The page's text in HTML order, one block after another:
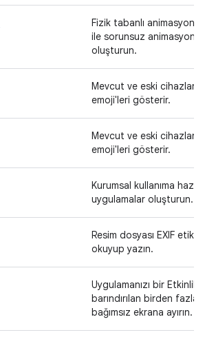
Fizik tabanlı animasyon
ile sorunsuz
oluşturun.
Mevcut ve eski
emoji'leri gösterir.
Mevcut ve eski
emoji'leri gösterir.
Kurumsal kullanıma hazır
uygulamalar oluşturun.
Resim dosyası EXIF
okuyup yazın.
Uygulamanızı bir Etkinlik
barındırılan birden fazla
bağımsız ekrana ayırın.